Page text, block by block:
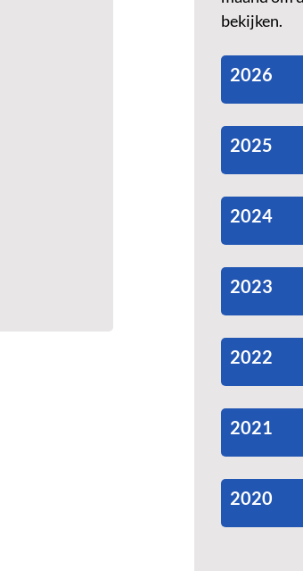
bekijken.
2026
2025
2024
2023
2022
2021
2020